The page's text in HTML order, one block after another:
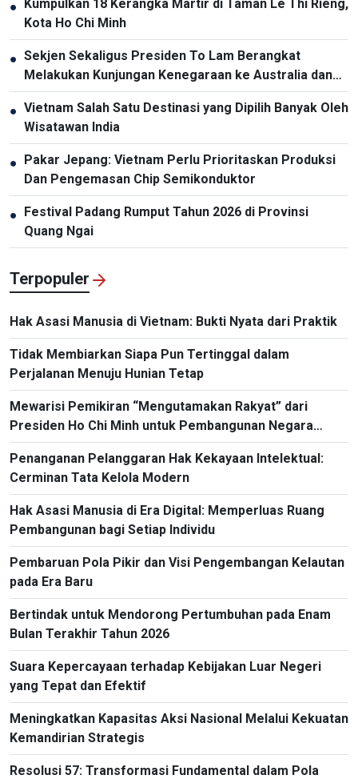
● Kumpulkan 18 Kerangka Martir di Taman Le Thi Rieng,
Kota Ho Chi Minh
● Sekjen Sekaligus Presiden To Lam Berangkat
Melakukan Kunjungan Kenegaraan ke Australia dan
Selandia Baru
● Vietnam Salah Satu Destinasi yang Dipilih Banyak Oleh
Wisatawan India
● Pakar Jepang: Vietnam Perlu Prioritaskan Produksi
Dan Pengemasan Chip Semikonduktor
● Festival Padang Rumput Tahun 2026 di Provinsi
Quang Ngai
Terpopuler
Hak Asasi Manusia di Vietnam: Bukti Nyata dari Praktik
Tidak Membiarkan Siapa Pun Tertinggal dalam
Perjalanan Menuju Hunian Tetap
Mewarisi Pemikiran “Mengutamakan Rakyat” dari
Presiden Ho Chi Minh untuk Pembangunan Negara
Masa Kini
Penanganan Pelanggaran Hak Kekayaan Intelektual:
Cerminan Tata Kelola Modern
Hak Asasi Manusia di Era Digital: Memperluas Ruang
Pembangunan bagi Setiap Individu
Pembaruan Pola Pikir dan Visi Pengembangan Kelautan
pada Era Baru
Bertindak untuk Mendorong Pertumbuhan pada Enam
Bulan Terakhir Tahun 2026
Suara Kepercayaan terhadap Kebijakan Luar Negeri
yang Tepat dan Efektif
Meningkatkan Kapasitas Aksi Nasional Melalui Kekuatan
Kemandirian Strategis
Resolusi 57: Transformasi Fundamental dalam Pola